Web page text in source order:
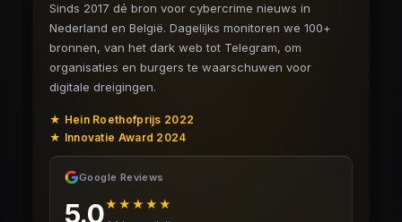
Sinds 2017 dé bron voor cybercrime nieuws in
Nederland en België. Dagelijks monitoren we 100+
bronnen, van het dark web tot Telegram, om
organisaties en burgers te waarschuwen voor
digitale dreigingen.
★ Hein Roethofprijs 2022
★ Innovatie Award 2024
Google Reviews
5.0★★★★★